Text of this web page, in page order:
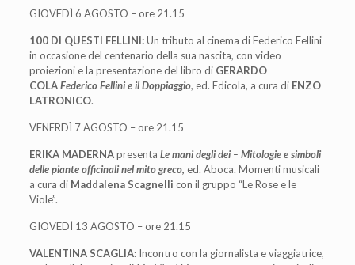
GIOVEDÌ 6 AGOSTO – ore 21.15
100 DI QUESTI FELLINI:Un tributo al cinema di Federico Fellini
in occasione del centenario della sua nascita, con video
proiezioni e la presentazione del libro di GERARDO
COLAFederico Fellini e il Doppiaggio, ed. Edicola, a cura di ENZO
LATRONICO.
VENERDÌ 7 AGOSTO – ore 21.15
ERIKA MADERNApresenta Le mani degli dei– Mitologie e simboli
delle piante officinali nel mito greco, ed. Aboca. Momenti musicali
a cura di Maddalena Scagnelli con il gruppo “Le Rose e le
Viole”.
GIOVEDÌ 13 AGOSTO – ore 21.15
VALENTINA SCAGLIA: Incontro con la giornalista e viaggiatrice,